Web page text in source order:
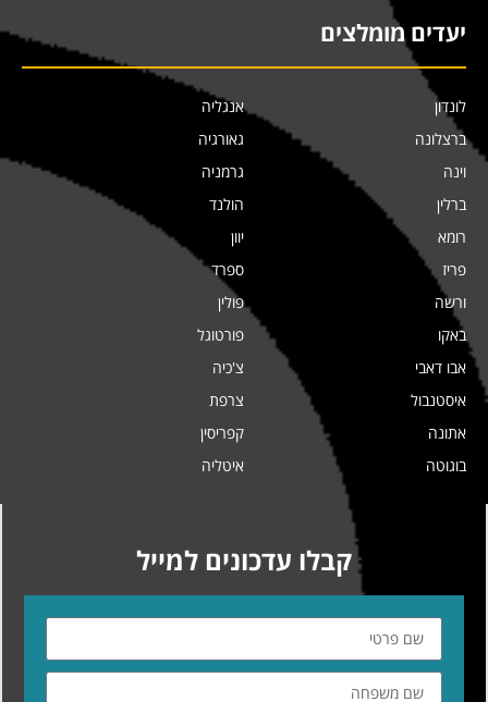
יעדים מומלצים
לונדון
ברצלונה
וינה
ברלין
רומא
פריז
ורשה
באקו
אבו דאבי
איסטנבול
אתונה
בוגוטה
אנגליה
גאורגיה
גרמניה
הולנד
יוון
ספרד
פולין
פורטוגל
צ'כיה
צרפת
קפריסין
איטליה
קבלו עדכונים למייל